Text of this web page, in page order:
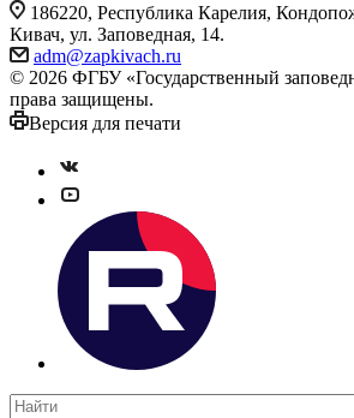
186220, Республика Карелия,
Кивач, ул. Заповедная, 14.
adm@zapkivach.ru
© 2026 ФГБУ «Государственный
права защищены.
Версия для печати